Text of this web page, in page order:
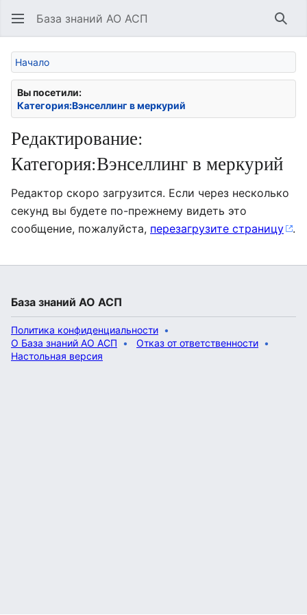
База знаний АО АСП
Начало
Вы посетили:
Категория:Вэнселлинг в меркурий
Редактирование:
Категория:Вэнселлинг в меркурий
Редактор скоро загрузится. Если через несколько
секунд вы будете по-прежнему видеть это
сообщение, пожалуйста, перезагрузите страницу .
База знаний АО АСП
Политика конфиденциальности
О База знаний АО АСП
Отказ от ответственности
Настольная версия